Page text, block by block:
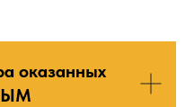
оказанных